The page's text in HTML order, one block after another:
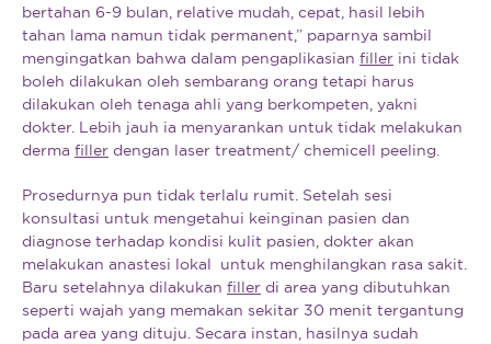
bertahan 6-9 bulan, relative mudah, cepat, hasil lebih
tahan lama namun tidak permanent,” paparnya sambil
mengingatkan bahwa dalam pengaplikasian filler ini tidak
boleh dilakukan oleh sembarang orang tetapi harus
dilakukan oleh tenaga ahli yang berkompeten, yakni
dokter. Lebih jauh ia menyarankan untuk tidak melakukan
derma filler dengan laser treatment/ chemicell peeling.
Prosedurnya pun tidak terlalu rumit. Setelah sesi
konsultasi untuk mengetahui keinginan pasien dan
diagnose terhadap kondisi kulit pasien, dokter akan
melakukan anastesi lokal untuk menghilangkan rasa sakit.
Baru setelahnya dilakukan filler di area yang dibutuhkan
seperti wajah yang memakan sekitar 30 menit tergantung
pada area yang dituju. Secara instan, hasilnya sudah